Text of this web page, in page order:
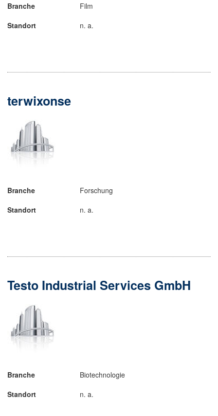
Branche
Film
Standort
n. a.
terwixonse
Branche
Forschung
Standort
n. a.
Testo Industrial Services GmbH
Branche
Biotechnologie
Standort
n. a.